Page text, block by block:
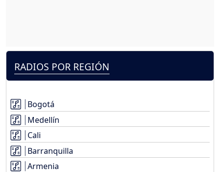
RADIOS POR REGIÓN
Bogotá
Medellín
Cali
Barranquilla
Armenia